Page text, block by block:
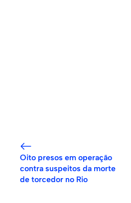
Oito presos em operação
contra suspeitos da morte
de torcedor no Rio